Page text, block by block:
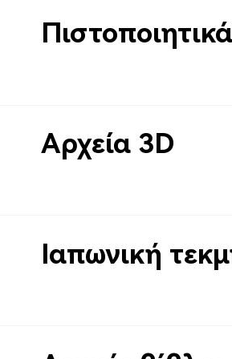
Πιστοποιητικά
Αρχεία 3D
Ιαπωνική